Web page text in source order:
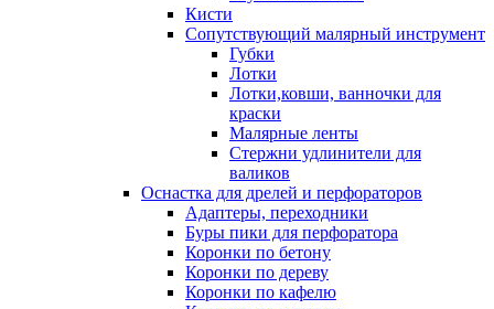
Кисти
Сопутствующий малярный инструмент
Губки
Лотки
Лотки,ковши, ванночки для
краски
Малярные ленты
Стержни удлинители для
валиков
Оснастка для дрелей и перфораторов
Адаптеры, переходники
Буры пики для перфоратора
Коронки по бетону
Коронки по дереву
Коронки по кафелю